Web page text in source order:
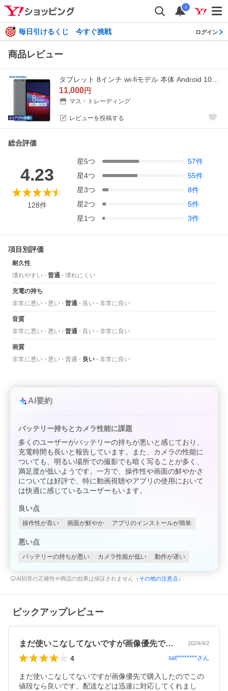
i
毎日引けるくじ 今すぐ挑戦 ログイン
商品レビュー
11,000円
マス・トレーディング
レビューを投稿する
総合評価
4.23
128件
星5つ 57件
星4つ 55件
星3つ 8件
星2つ 5件
星1つ 3件
項目別評価
耐久性
壊れやすい
普通 壊れにくい
充電の持ち
非常に悪い
悪い 普通 良い 非常に良い
音質
非常に悪い
悪い 普通 良い 非常に良い
画質
非常に悪い
悪い 普通 良い 非常に良い
AI要約
バッテリー持ちとカメラ性能に課題
多くのユーザーがバッテリーの持ちが悪いと感じており、
充電時間も長いと報告しています。また、カメラの性能に
ついても、明るい場所での撮影でも暗く写ることが多く、
満足度が低いようです。一方で、操作性や画面の鮮やかさ
については好評で、特に動画視聴やアプリの使用において
は快適に感じているユーザーもいます。
良い点
操作性が良い 画面が鮮やか アプリのインストールが簡単
悪い点
バッテリーの持ちが悪い カメラ性能が低い 動作が遅い
AI回答の正確性や商品の効果は保証されません（ その他の注意点 ）
ピックアップレビュー
まだ使いこなしてないですが画像優先で購… 2024/4/2
4 sat********さん
まだ使いこなしてないですが画像優先で購入したのでこの
値段なら良いです、配送などは迅速に対応してくれまし